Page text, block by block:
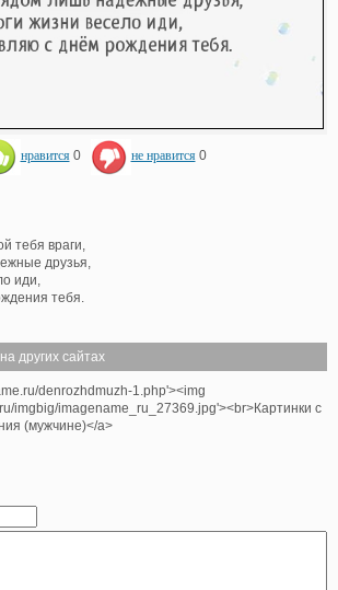
нравится 0 не нравится 0
тебя враги,
друзья,
иди,
тебя.
других сайтах
denrozhdmuzh-1.php'><img
imgbig/imagename_ru_27369.jpg'><br>Картинки с
(мужчине)</a>